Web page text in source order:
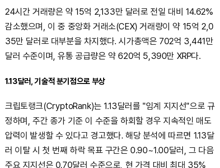
24시간 거래량은 약 15억 2,133만 달러로 전일 대비 14.62%
감소했으며, 이 중 중앙화 거래소(CEX) 거래량이 약 15억 2,0
35만 달러로 대부분을 차지했다. 시가총액은 702억 3,441만
달러 수준이며, 유통 공급량은 약 620억 5,390만 XRP다.
1.13달러, 기술적 분기점으로 부상
크립토랭크(CryptoRank)는 1.13달러를 "임계 지지선"으로 규
정하며, 주간 종가 기준 이 수준을 하회할 경우 지속적인 매도
압력이 발생할 수 있다고 경고했다. 해당 분석에 따르면 1.13달
러 이탈 시 첫 번째 하락 목표 구간은 0.90~1.00달러, 그 다음
주요 지지선은 0.70달러 수준으로, 현 가격 대비 최대 35%